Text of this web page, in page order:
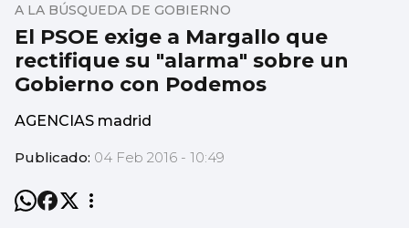
El PSOE exige a Margallo que
rectifique su "alarma" sobre un
Gobierno con Podemos
A LA BÚSQUEDA DE GOBIERNO
AGENCIAS madrid
Publicado: 04 Feb 2016 - 10:49